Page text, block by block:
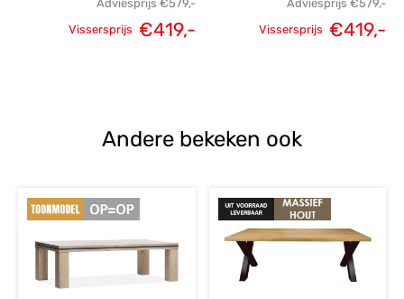
Adviesprijs €579,-
Oorspronkelijke
Vissersprijs €419,-Huidige
Adviesprijs €579,-
Oorspronkelijke
Vissersprijs €419,-
Andere bekeken ook